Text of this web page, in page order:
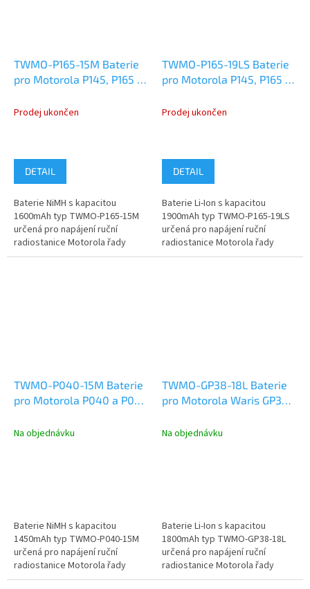
TWMO-P165-15M Baterie
pro Motorola P145, P165 a
Prodej ukončen
DETAIL
Baterie NiMH s kapacitou
1600mAh typ TWMO-P165-15M
určená pro napájení ruční
radiostanice Motorola řady
P145, P165 a P185.
TWMO-P165-19LS Baterie
pro Motorola P145, P165 a
Prodej ukončen
DETAIL
Baterie Li-Ion s kapacitou
1900mAh typ TWMO-P165-19LS
určená pro napájení ruční
radiostanice Motorola řady
P145, P165 a P185.
TWMO-P040-15M Baterie
pro Motorola P040 a P080
Na objednávku
Baterie NiMH s kapacitou
1450mAh typ TWMO-P040-15M
určená pro napájení ruční
radiostanice Motorola řady
P040 a P080.
TWMO-GP38-18L Baterie
pro Motorola Waris GP344
Na objednávku
Baterie Li-Ion s kapacitou
1800mAh typ TWMO-GP38-18L
určená pro napájení ruční
radiostanice Motorola řady
GP344, GP388, GP644, GP688.